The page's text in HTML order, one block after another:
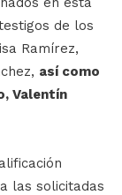
de los
Ramírez,
así como
Valentín
las solicitadas